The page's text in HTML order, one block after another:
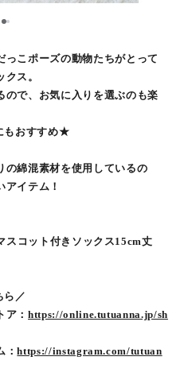
1
っこポーズの動物たちがとって
ス。
ので、お気に入りを選ぶのも楽
もおすすめ★
の綿混素材を使用しているの
イテム！
コット付きソックス15cm丈
ら／
ア：https://online.tutuanna.jp/sh
：https://instagram.com/tutuan